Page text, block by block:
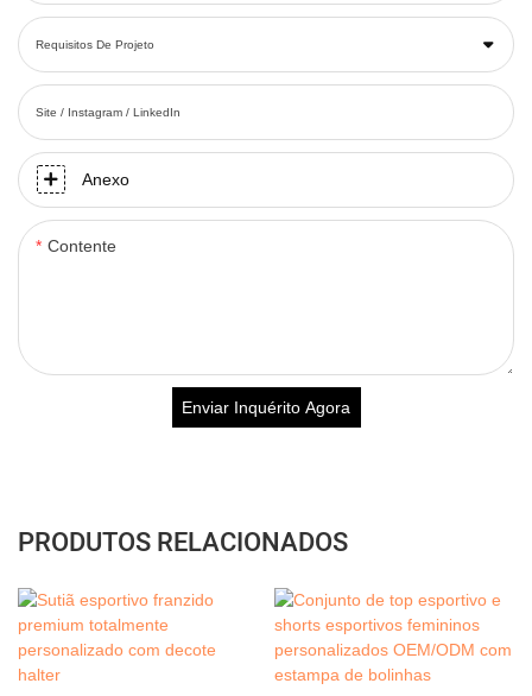
Requisitos De Projeto
Site / Instagram / LinkedIn
Anexo
Contente
Enviar Inquérito Agora
PRODUTOS RELACIONADOS